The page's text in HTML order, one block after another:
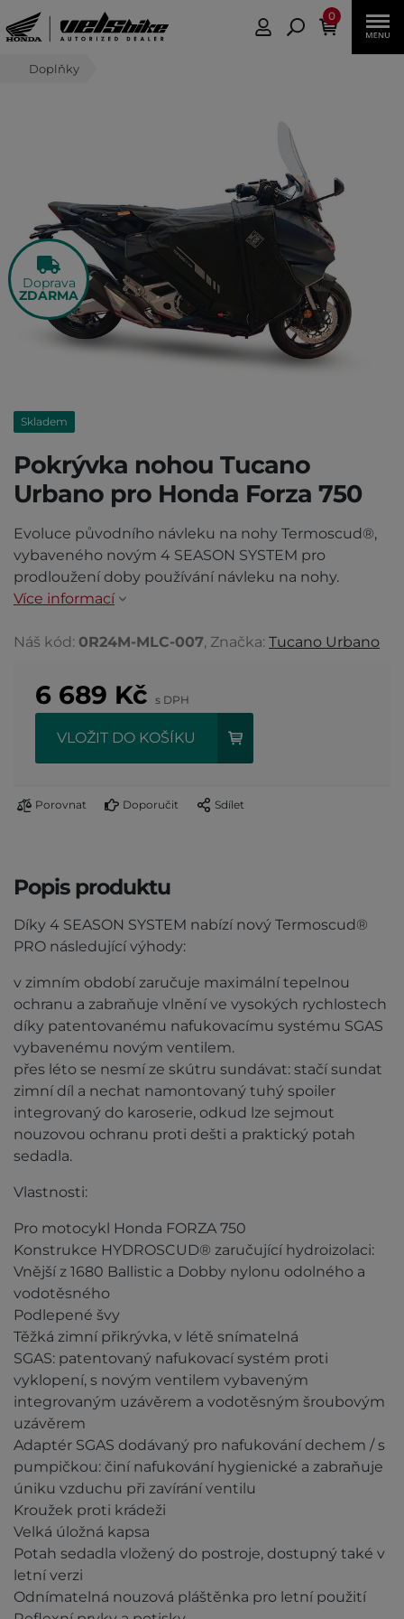
0
Doplňky
Doprava
ZDARMA
Skladem
Pokrývka nohou Tucano
Urbano pro Honda Forza 750
Evoluce původního návleku na nohy Termoscud®,
vybaveného novým 4 SEASON SYSTEM pro
prodloužení doby používání návleku na nohy.
Více informací
Náš kód: 0R24M-MLC-007, Značka: Tucano Urbano
6 689 Kč s DPH
VLOŽIT DO KOŠÍKU
Porovnat Doporučit Sdílet
Popis produktu
Díky 4 SEASON SYSTEM nabízí nový Termoscud®
PRO následující výhody:
v zimním období zaručuje maximální tepelnou
ochranu a zabraňuje vlnění ve vysokých rychlostech
díky patentovanému nafukovacímu systému SGAS
vybavenému novým ventilem.
přes léto se nesmí ze skútru sundávat: stačí sundat
zimní díl a nechat namontovaný tuhý spoiler
integrovaný do karoserie, odkud lze sejmout
nouzovou ochranu proti dešti a praktický potah
sedadla.
Vlastnosti:
Pro motocykl Honda FORZA 750
Konstrukce HYDROSCUD® zaručující hydroizolaci:
Vnější z 1680 Ballistic a Dobby nylonu odolného a
vodotěsného
Podlepené švy
Těžká zimní přikrývka, v létě snímatelná
SGAS: patentovaný nafukovací systém proti
vyklopení, s novým ventilem vybaveným
integrovaným uzávěrem a vodotěsným šroubovým
uzávěrem
Adaptér SGAS dodávaný pro nafukování dechem / s
pumpičkou: činí nafukování hygienické a zabraňuje
úniku vzduchu při zavírání ventilu
Kroužek proti krádeži
Velká úložná kapsa
Potah sedadla vložený do postroje, dostupný také v
letní verzi
Odnímatelná nouzová pláštěnka pro letní použití